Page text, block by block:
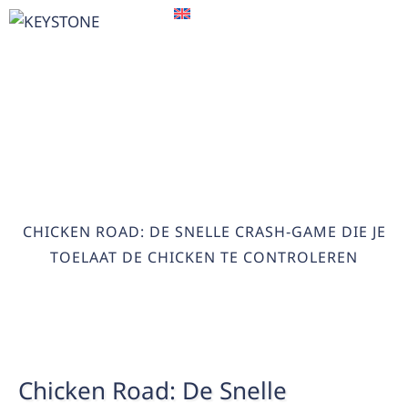
CHICKEN ROAD: DE SNELLE CRASH‑GAME DIE JE
TOELAAT DE CHICKEN TE CONTROLEREN
Chicken Road: De Snelle